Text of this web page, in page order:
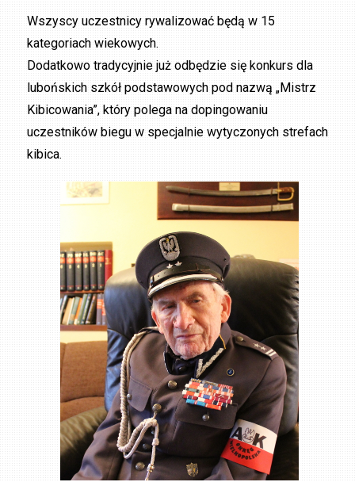
Wszyscy uczestnicy rywalizować będą w 15
kategoriach wiekowych.
Dodatkowo tradycyjnie już odbędzie się konkurs dla
lubońskich szkół podstawowych pod nazwą „Mistrz
Kibicowania”, który polega na dopingowaniu
uczestników biegu w specjalnie wytyczonych strefach
kibica.